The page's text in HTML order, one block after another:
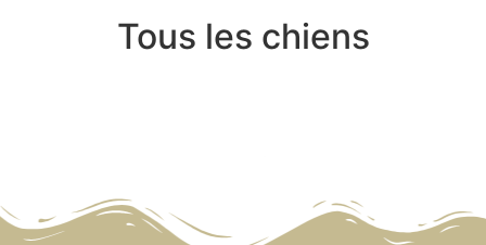
Tous les chiens